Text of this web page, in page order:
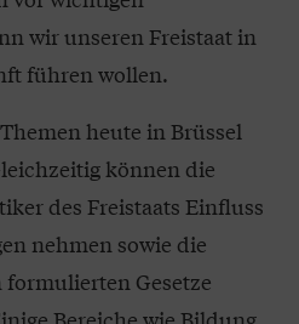
wir unseren Freistaat in
führen wollen.
heute in Brüssel
können die
des Freistaats Einfluss
nehmen sowie die
Gesetze